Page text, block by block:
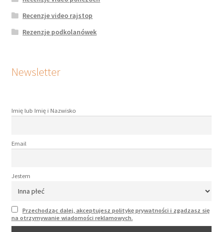
Recenzje video rajstop
Rezenzje podkolanówek
Newsletter
Imię lub Imię i Nazwisko
Email
Jestem
Przechodząc dalej, akceptujesz politykę prywatności i zgadzasz się
na otrzymywanie wiadomości reklamowych.